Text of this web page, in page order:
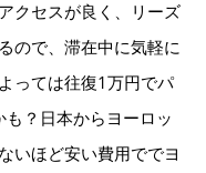
クセスが良く、リーズ
ので、滞在中に気軽に
っては往復1万円でパ
？日本からヨーロッ
いほど安い費用ででヨ